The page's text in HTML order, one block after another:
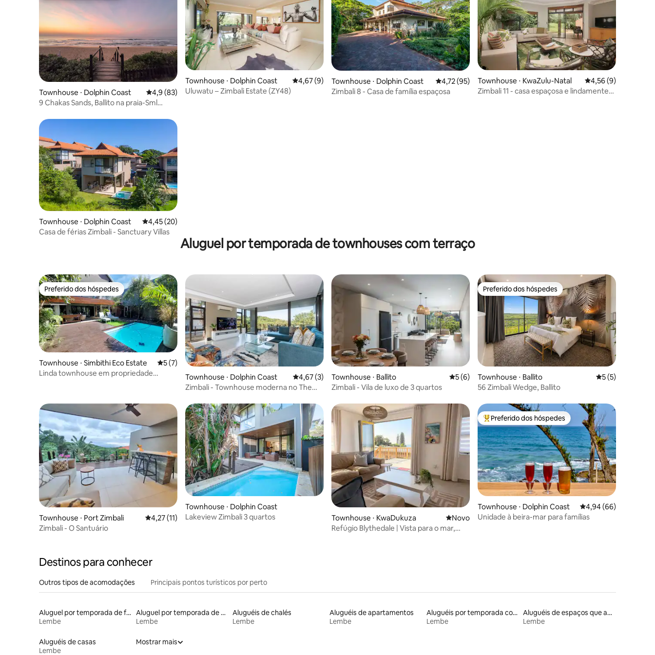
Townhouse ⋅ Dolphin Coast 4,9 de uma avaliação média de 5, 83 avaliações
4,9 (83)
9 Chakas Sands, Ballito na praia-Sml
Townhouse ⋅ Dolphin Coast 4,67 de uma avaliação média de 5, 9 avaliações
4,67 (9)
Uluwatu – Zimbali Estate (ZY48)
Townhouse ⋅ Dolphin Coast 4,72 de uma avaliação média de 5, 95 avaliações
4,72 (95)
Zimbali 8 - Casa de família espaçosa
Townhouse ⋅ KwaZulu-Natal 4,56 de uma
4,56 (9)
Zimbali 11 - casa espaçosa e lindamente
Townhouse ⋅ Dolphin Coast 4,45 de uma avaliação média de 5, 20 avaliações
4,45 (20)
Casa de férias Zimbali - Sanctuary Villas
Aluguel por temporada de townhouses com terraço
Preferido dos hóspedes
Preferido dos hóspedes
Townhouse ⋅ Simbithi Eco Estate 5 de uma avaliação média de 5, 7 avaliações
5 (7)
Linda townhouse em propriedade
Townhouse ⋅ Dolphin Coast 4,67 de uma avaliação média de 5, 3 avaliações
4,67 (3)
Zimbali - Townhouse moderna no The
Townhouse ⋅ Ballito 5 de uma avaliação média de 5, 6 avaliações
5 (6)
Zimbali - Vila de luxo de 3 quartos
Preferido dos hóspedes
Preferido dos hóspedes
Townhouse ⋅ Ballito 5 de uma
5 (5)
56 Zimbali Wedge, Ballito
Townhouse ⋅ Port Zimbali 4,27 de uma avaliação média de 5, 11 avaliações
4,27 (11)
Zimbali - O Santuário
Townhouse ⋅ Dolphin Coast
Lakeview Zimbali 3 quartos
Townhouse ⋅ KwaDukuza Novo lugar para ficar
Novo
Refúgio Blythedale | Vista para o mar,
Entre os melhores preferidos dos hóspedes
Preferido dos hóspedes
Townhouse ⋅ Dolphin Coast 4,94 de uma
4,94 (66)
Unidade à beira-mar para famílias
Destinos para conhecer
Outros tipos de acomodações Principais pontos turísticos por perto
Aluguel por temporada de flats
Lembe
Aluguel por temporada de casas de veraneio
Lembe
Aluguéis de chalés
Lembe
Aluguéis de apartamentos
Lembe
Aluguéis por temporada com acesso à praia
Lembe
Aluguéis de espaços que aceitam animais de estimação
Lembe
Aluguéis de casas
Lembe
Mostrar mais